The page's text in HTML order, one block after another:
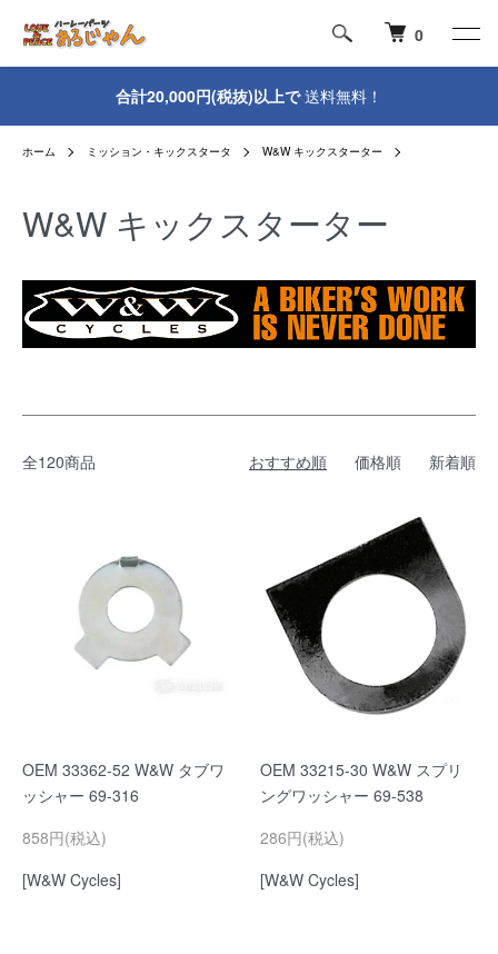
0
合計20,000円(税抜)以上で送料無料！
ホーム ミッション・キックスタータ W&W キックスターター
W&W キックスターター
全120商品 おすすめ順 価格順 新着順
OEM 33362-52 W&W タブワ
ッシャー 69-316
858円(税込)
[W&W Cycles]
OEM 33215-30 W&W スプリ
ングワッシャー 69-538
286円(税込)
[W&W Cycles]